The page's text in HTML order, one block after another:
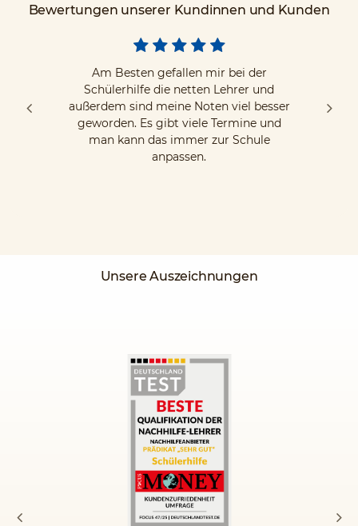
Bewertungen unserer Kundinnen und Kunden
Am Besten gefallen mir bei der
Schülerhilfe die netten Lehrer und
außerdem sind meine Noten viel besser
geworden. Es gibt viele Termine und
man kann das immer zur Schule
anpassen.
Unsere Auszeichnungen